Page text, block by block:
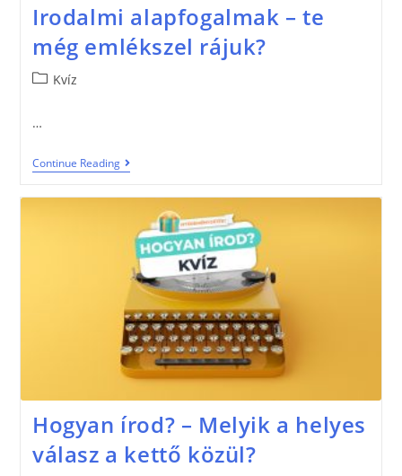
Irodalmi alapfogalmak – te
még emlékszel rájuk?
Kvíz
…
Continue Reading
Hogyan írod? – Melyik a helyes
válasz a kettő közül?